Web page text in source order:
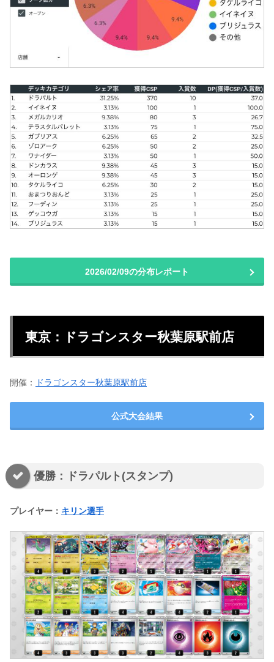
2026/02/09の分布レポート
東京：ドラゴンスター秋葉原駅前店
開催： ドラゴンスター秋葉原駅前店
公式大会結果
優勝：ドラパルト(スタンプ)
プレイヤー： キリン選手